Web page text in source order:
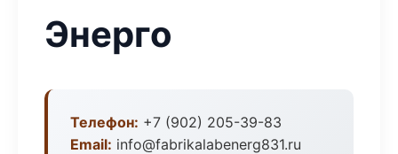
Энерго
Телефон: +7 (902) 205-39-83
Email: info@fabrikalabenerg831.ru